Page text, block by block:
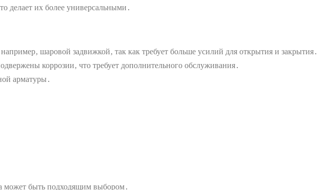
делает их более универсальными․
шаровой задвижкой‚ так как требует больше усилий для открытия и закрытия․
коррозии‚ что требует дополнительного обслуживания․
арматуры․
может быть подходящим выбором․